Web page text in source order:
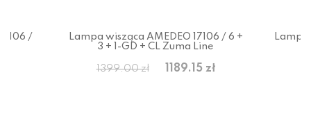
/
Lampa wisząca AMEDEO 17106 / 6 +
3 + 1-GD + CL Zuma Line
1399.00 zł 1189.15 zł
Lampa